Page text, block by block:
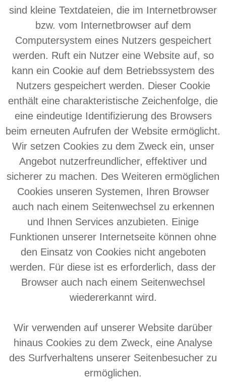
sind kleine Textdateien, die im Internetbrowser
bzw. vom Internetbrowser auf dem
Computersystem eines Nutzers gespeichert
werden. Ruft ein Nutzer eine Website auf, so
kann ein Cookie auf dem Betriebssystem des
Nutzers gespeichert werden. Dieser Cookie
enthält eine charakteristische Zeichenfolge, die
eine eindeutige Identifizierung des Browsers
beim erneuten Aufrufen der Website ermöglicht.
Wir setzen Cookies zu dem Zweck ein, unser
Angebot nutzerfreundlicher, effektiver und
sicherer zu machen. Des Weiteren ermöglichen
Cookies unseren Systemen, Ihren Browser
auch nach einem Seitenwechsel zu erkennen
und Ihnen Services anzubieten. Einige
Funktionen unserer Internetseite können ohne
den Einsatz von Cookies nicht angeboten
werden. Für diese ist es erforderlich, dass der
Browser auch nach einem Seitenwechsel
wiedererkannt wird.
Wir verwenden auf unserer Website darüber
hinaus Cookies zu dem Zweck, eine Analyse
des Surfverhaltens unserer Seitenbesucher zu
ermöglichen.